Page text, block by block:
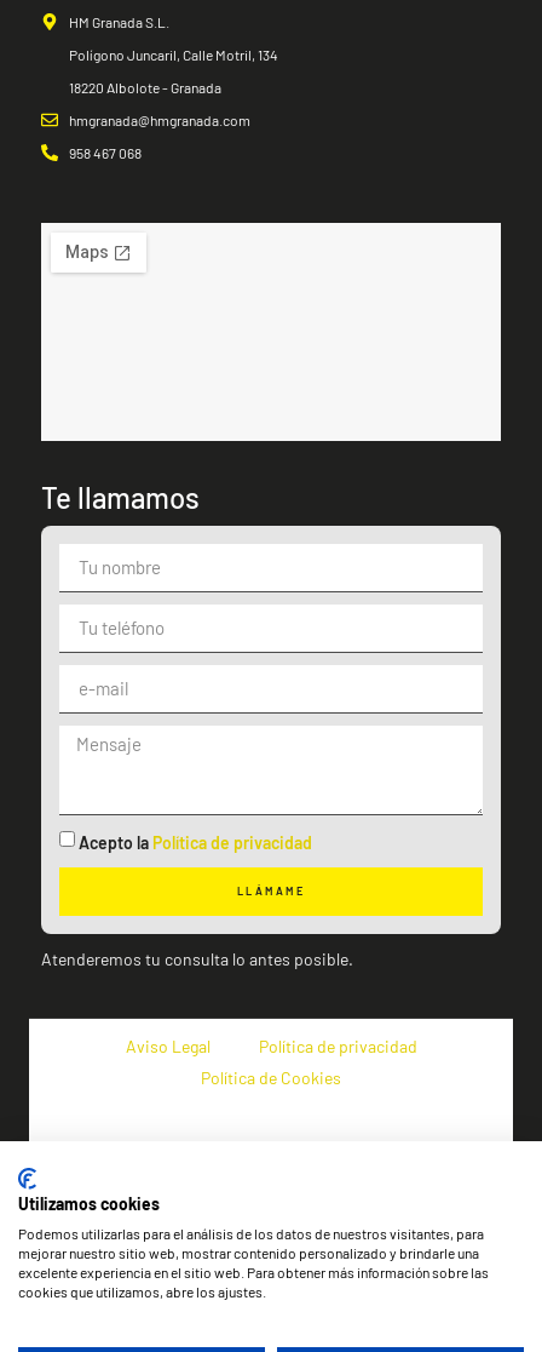
HM Granada S.L.
Polígono Juncaril, Calle Motril, 134
18220 Albolote - Granada
hmgranada@hmgranada.com
958 467 068
Te llamamos
Acepto la Política de privacidad
LLÁMAME
Atenderemos tu consulta lo antes posible.
Aviso Legal
Política de privacidad
Política de Cookies
Utilizamos cookies
Podemos utilizarlas para el análisis de los datos de nuestros visitantes, para
mejorar nuestro sitio web, mostrar contenido personalizado y brindarle una
excelente experiencia en el sitio web. Para obtener más información sobre las
cookies que utilizamos, abre los ajustes.